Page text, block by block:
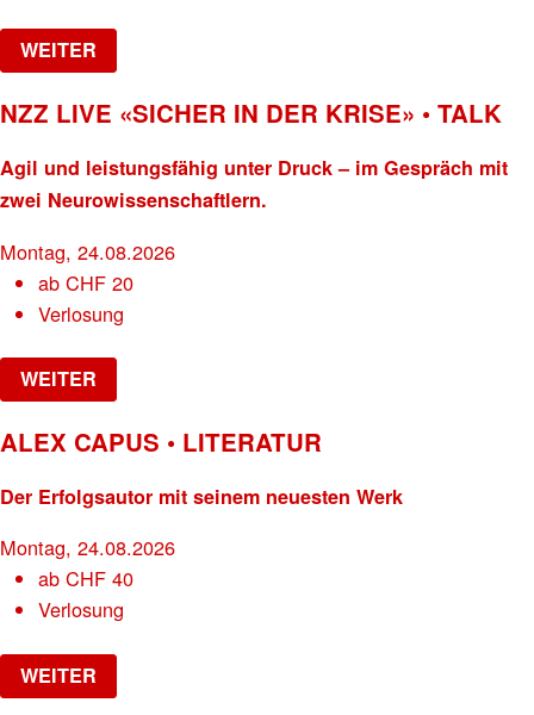
WEITER
NZZ LIVE «SICHER IN DER KRISE» • TALK
Agil und leistungsfähig unter Druck – im Gespräch mit
zwei Neurowissenschaftlern.
Montag, 24.08.2026
abCHF 20
Verlosung
WEITER
ALEX CAPUS • LITERATUR
Der Erfolgsautor mit seinem neuesten Werk
Montag, 24.08.2026
abCHF 40
Verlosung
WEITER